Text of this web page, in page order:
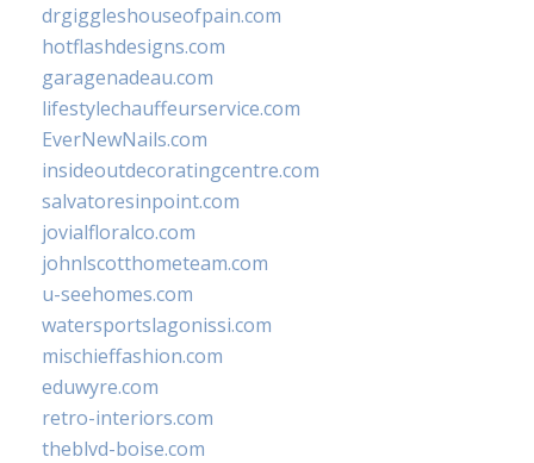
drgiggleshouseofpain.com
hotflashdesigns.com
garagenadeau.com
lifestylechauffeurservice.com
EverNewNails.com
insideoutdecoratingcentre.com
salvatoresinpoint.com
jovialfloralco.com
johnlscotthometeam.com
u-seehomes.com
watersportslagonissi.com
mischieffashion.com
eduwyre.com
retro-interiors.com
theblvd-boise.com